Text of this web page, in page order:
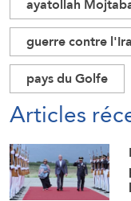
guerre contre
pays du Golfe
Articles